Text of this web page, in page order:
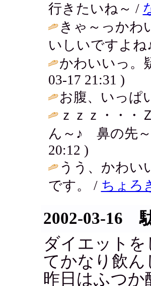
行きたいね～ /
きゃ～っかわ
いしいですよね
かわいいっ。
03-17 21:31 )
お腹、いっ
ｚｚｚ・・
ん～♪ 鼻の先
20:12 )
うう、かわい
です。 / ちょろ
2002-03-16
ダイエット
てかなり飲
昨日はふつ